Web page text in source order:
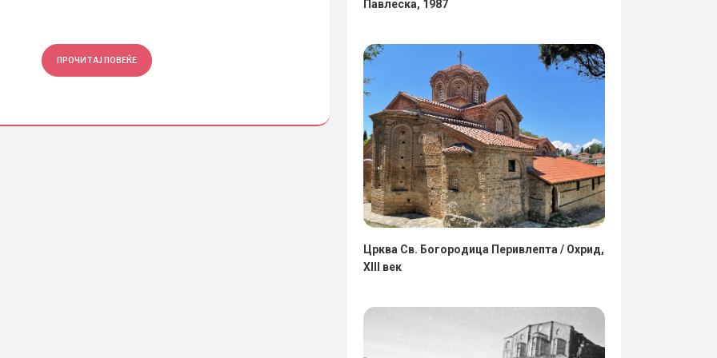
ПРОЧИТАЈ ПОВЕЌЕ ПРОЧИТАЈ ПОВЕЌЕ
Павлеска, 1987
Црква Св. Богородица Перивлепта / Охрид,
XIII век